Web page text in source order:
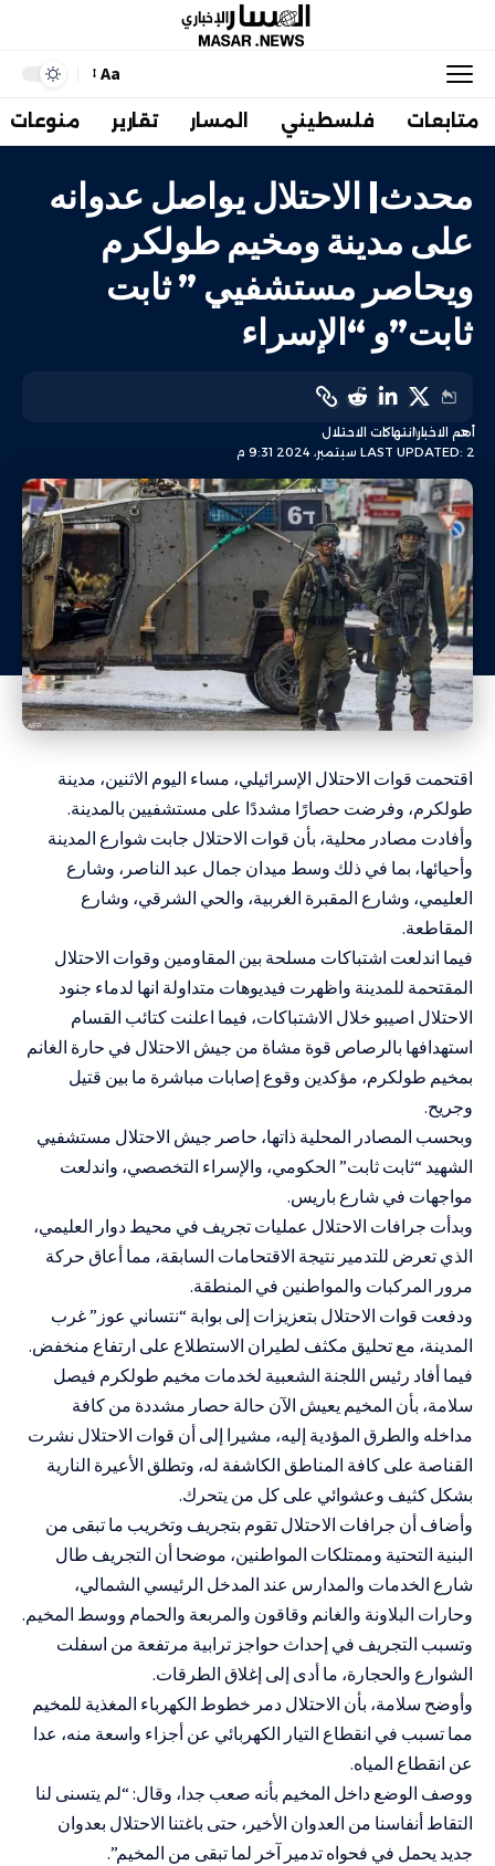
Aa
متابعات فلسطيني المسار تقارير منوعات
محدث| الاحتلال يواصل عدوانه
على مدينة ومخيم طولكرم
ويحاصر مستشفيي ” ثابت
ثابت”و “الإسراء
LAST UPDATED: 2 سبتمبر، 2024 9:31 م
أهم الاخبارانتهاكات الاحتلال
اقتحمت قوات الاحتلال الإسرائيلي، مساء اليوم الاثنين، مدينة
طولكرم، وفرضت حصارًا مشددًا على مستشفيين بالمدينة.
وأفادت مصادر محلية، بأن قوات الاحتلال جابت شوارع المدينة
وأحيائها، بما في ذلك وسط ميدان جمال عبد الناصر، وشارع
العليمي، وشارع المقبرة الغربية، والحي الشرقي، وشارع
المقاطعة.
فيما اندلعت اشتباكات مسلحة بين المقاومين وقوات الاحتلال
المقتحمة للمدينة واظهرت فيديوهات متداولة انها لدماء جنود
الاحتلال اصيبو خلال الاشتباكات، فيما اعلنت كتائب القسام
استهدافها بالرصاص قوة مشاة من جيش الاحتلال في حارة الغانم
بمخيم طولكرم، مؤكدين وقوع إصابات مباشرة ما بين قتيل
وجريح.
وبحسب المصادر المحلية ذاتها، حاصر جيش الاحتلال مستشفيي
الشهيد “ثابت ثابت” الحكومي، والإسراء التخصصي، واندلعت
مواجهات في شارع باريس.
وبدأت جرافات الاحتلال عمليات تجريف في محيط دوار العليمي،
الذي تعرض للتدمير نتيجة الاقتحامات السابقة، مما أعاق حركة
مرور المركبات والمواطنين في المنطقة.
ودفعت قوات الاحتلال بتعزيزات إلى بوابة “نتساني عوز” غرب
المدينة، مع تحليق مكثف لطيران الاستطلاع على ارتفاع منخفض.
فيما أفاد رئيس اللجنة الشعبية لخدمات مخيم طولكرم فيصل
سلامة، بأن المخيم يعيش الآن حالة حصار مشددة من كافة
مداخله والطرق المؤدية إليه، مشيرا إلى أن قوات الاحتلال نشرت
القناصة على كافة المناطق الكاشفة له، وتطلق الأعيرة النارية
بشكل كثيف وعشوائي على كل من يتحرك.
وأضاف أن جرافات الاحتلال تقوم بتجريف وتخريب ما تبقى من
البنية التحتية وممتلكات المواطنين، موضحا أن التجريف طال
شارع الخدمات والمدارس عند المدخل الرئيسي الشمالي،
وحارات البلاونة والغانم وقاقون والمربعة والحمام ووسط المخيم.
وتسبب التجريف في إحداث حواجز ترابية مرتفعة من اسفلت
الشوارع والحجارة، ما أدى إلى إغلاق الطرقات.
وأوضح سلامة، بأن الاحتلال دمر خطوط الكهرباء المغذية للمخيم
مما تسبب في انقطاع التيار الكهربائي عن أجزاء واسعة منه، عدا
عن انقطاع المياه.
ووصف الوضع داخل المخيم بأنه صعب جدا، وقال: “لم يتسنى لنا
التقاط أنفاسنا من العدوان الأخير، حتى باغتنا الاحتلال بعدوان
جديد يحمل في فحواه تدمير آخر لما تبقى من المخيم”.